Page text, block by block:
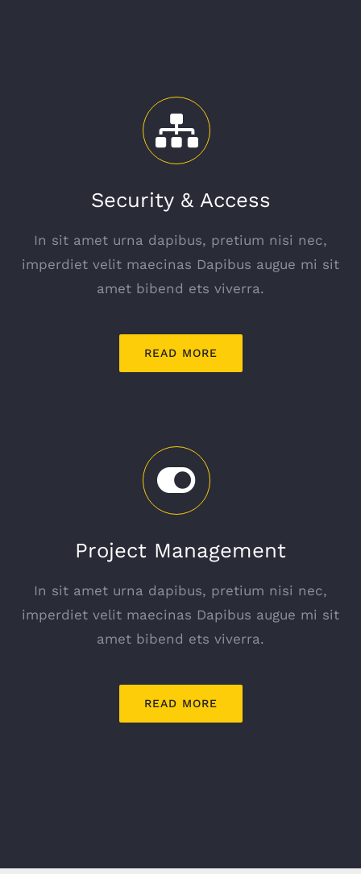
Security & Access
In sit amet urna dapibus, pretium nisi nec,
imperdiet velit maecinas Dapibus augue mi sit
amet bibend ets viverra.
READ MORE
Project Management
In sit amet urna dapibus, pretium nisi nec,
imperdiet velit maecinas Dapibus augue mi sit
amet bibend ets viverra.
READ MORE